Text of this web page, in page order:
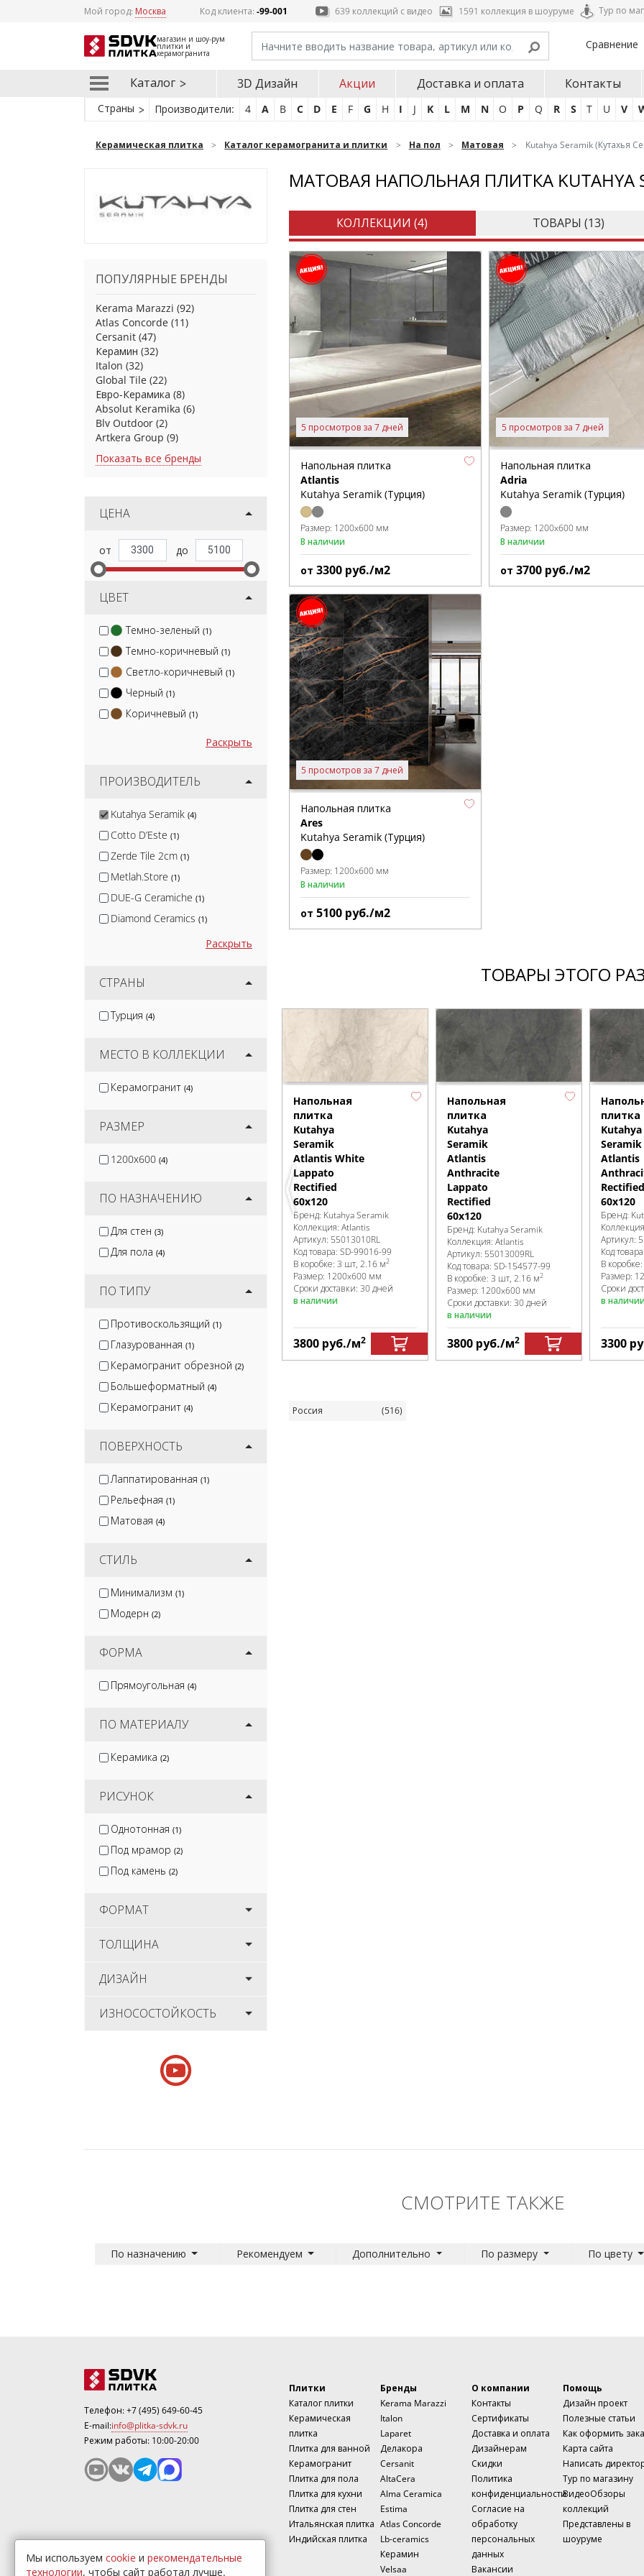
Мой город: Москва Код клиента: -99-001 639 коллекций с видео 1591 коллекция в шоуруме Тур по
магазин и шоу-рум
плитки и
керамогранита
Сравнение
Каталог 3D Дизайн Акции Доставка и оплата Контакты
Страны Производители: 4 A B C D E F G H I J K L M N O P Q R S T U V
Керамическая плитка Каталог керамогранита и плитки На пол Матовая Kutahya Seramik (Кутахья
ПОПУЛЯРНЫЕ БРЕНДЫ
Kerama Marazzi (92)
Atlas Concorde (11)
Cersanit (47)
Керамин (32)
Italon (32)
Global Tile (22)
Евро-Керамика (8)
Absolut Keramika (6)
Blv Outdoor (2)
Artkera Group (9)
Показать все бренды
ЦЕНА
ЦВЕТ
Темно-зеленый (1)
Темно-коричневый (1)
Светло-коричневый (1)
Черный (1)
Коричневый (1)
Раскрыть
ПРОИЗВОДИТЕЛЬ
Kutahya Seramik (4)
Cotto D’Este (1)
Zerde Tile 2cm (1)
Metlah.Store (1)
DUE-G Ceramiche (1)
Diamond Ceramics (1)
Jano Tiles
Kirovit (3)
Раскрыть
СТРАНЫ
Турция (4)
МЕСТО В КОЛЛЕКЦИИ
Керамогранит (4)
РАЗМЕР
1200x600 (4)
ПО НАЗНАЧЕНИЮ
Для стен (3)
Для пола (4)
ПО ТИПУ
Противоскользящий (1)
Глазурованная (1)
Керамогранит обрезной (2)
Большеформатный (4)
Керамогранит (4)
ПОВЕРХНОСТЬ
Лаппатированная (1)
Рельефная (1)
Матовая (4)
СТИЛЬ
Минимализм (1)
Модерн (2)
ФОРМА
Прямоугольная (4)
ПО МАТЕРИАЛУ
Керамика (2)
РИСУНОК
Однотонная (1)
Под мрамор (2)
Под камень (2)
ФОРМАТ
ТОЛЩИНА
ДИЗАЙН
ИЗНОСОСТОЙКОСТЬ
МАТОВАЯ НАПОЛЬНАЯ ПЛИТКА KUTAHYA
КОЛЛЕКЦИИ (4) ТОВАРЫ (13)
5 просмотров за 7 дней
Напольная плитка
Atlantis
Kutahya Seramik (Турция)
Размер: 1200x600 мм
В наличии
от 3300 руб./м2
5 просмотров за 7 дней
Напольная плитка
Adria
Kutahya Seramik (Турция)
Размер: 1200x600 мм
В наличии
от3700 руб./м2
5 просмотров за 7 дней
Напольная плитка
Ares
Kutahya Seramik (Турция)
Размер: 1200x600 мм
В наличии
от 5100 руб./м2
ТОВАРЫ ЭТОГО
Напольная
плитка
Kutahya
Seramik
Atlantis White
Lappato
Rectified
60x120
Бренд: Kutahya Seramik
Коллекция: Atlantis
Артикул: 55013010RL
Код товара: SD-99016-99
В коробке: 3 шт, 2.16 м2
Размер: 1200x600 мм
Сроки доставки: 30 дней
в наличии
3800 руб./м2
Напольная
плитка
Kutahya
Seramik
Atlantis
Anthracite
Lappato
Rectified
60x120
Бренд: Kutahya Seramik
Коллекция: Atlantis
Артикул: 55013009RL
Код товара: SD-154577-99
В коробке: 3 шт, 2.16 м2
Размер: 1200x600 мм
Сроки доставки: 30 дней
в наличии
3800 руб./м2
плитка
Kutahya
Seramik
Atlantis
Rectified
60x120
Бренд:
Артикул:
Код товара:
В коробке:
Размер:
Сроки
в наличии
3300
Россия (516)
СМОТРИТЕ ТАКЖЕ
По назначению Рекомендуем Дополнительно По размеру По цвету
Телефон:+7 (495) 649-60-45
E-mail:info@plitka-sdvk.ru
Режим работы: 10:00-20:00
Плитки
Каталог плитки
Керамическая
плитка
Плитка для ванной
Керамогранит
Плитка для пола
Плитка для кухни
Плитка для стен
Итальянская плитка
Индийская плитка
Бренды
Kerama Marazzi
Italon
Laparet
Делакора
Cersanit
AltaCera
Alma Ceramica
Estima
Atlas Concorde
Lb-ceramics
Керамин
Velsaa
О компании
Контакты
Сертификаты
Доставка и оплата
Дизайнерам
Скидки
Политика
конфиденциальности
Согласие на
обработку
персональных
данных
Вакансии
Помощь
Дизайн проект
Полезные статьи
Как оформить
Карта сайта
Написать
Тур по магазину
ВидеоОбзоры
коллекций
Представлены в
шоуруме
Мы используем cookie и рекомендательные
технологии, чтобы сайт работал лучше.